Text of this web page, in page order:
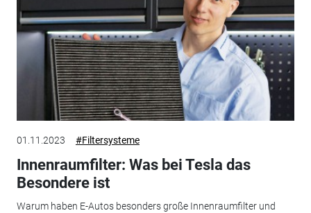
01.11.2023 #Filtersysteme
Innenraumfilter: Was bei Tesla das
Besondere ist
Warum haben E-Autos besonders große Innenraumfilter und